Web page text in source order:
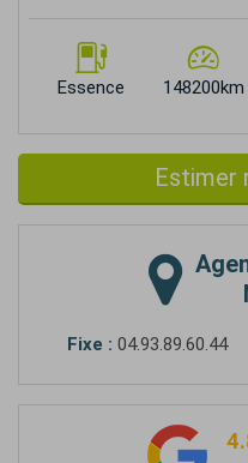
Essence 148200km
Estimer
Fixe : 04.93.89.60.44